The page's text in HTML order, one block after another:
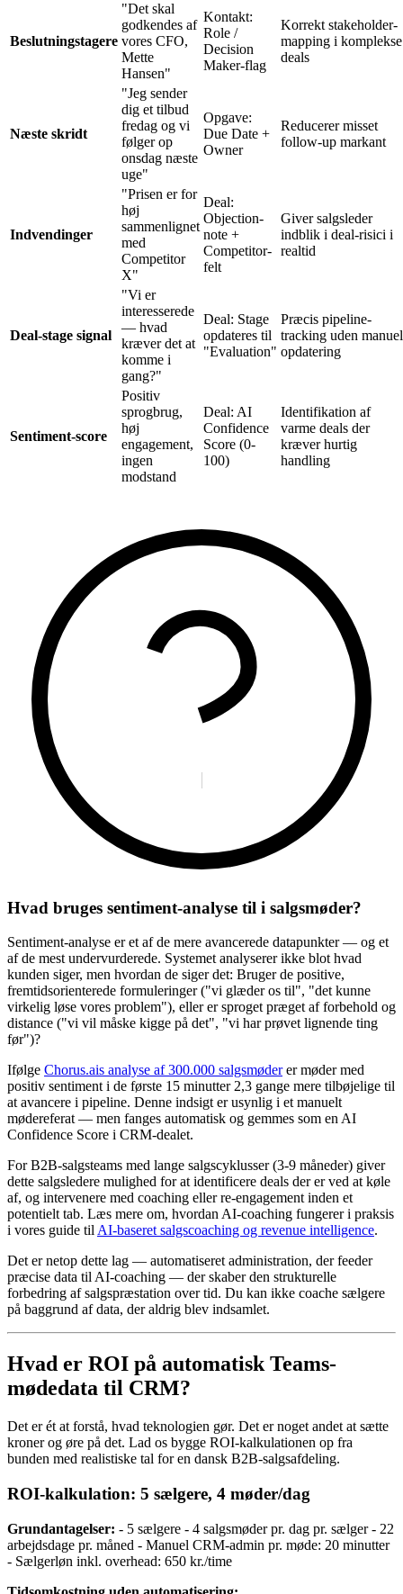
Beslutningstagere
"Det skal
godkendes af
vores CFO,
Mette
Hansen"
Kontakt:
Role /
Decision
Maker-flag
Korrekt stakeholder-
mapping i komplekse
deals
Næste skridt
"Jeg sender
dig et tilbud
fredag og vi
følger op
onsdag næste
uge"
Opgave:
Due Date +
Owner
Reducerer misset
follow-up markant
Indvendinger
"Prisen er for
høj
sammenlignet
med
Competitor
X"
Deal:
Objection-
note +
Competitor-
felt
Giver salgsleder
indblik i deal-risici i
realtid
Deal-stage signal
"Vi er
interesserede
— hvad
kræver det at
komme i
gang?"
Deal: Stage
opdateres til
"Evaluation"
Præcis pipeline-
tracking uden manuel
opdatering
Sentiment-score
Positiv
sprogbrug,
høj
engagement,
ingen
modstand
Deal: AI
Confidence
Score (0-
100)
Identifikation af
varme deals der
kræver hurtig
handling
Hvad bruges sentiment-analyse til i salgsmøder?
Sentiment-analyse er et af de mere avancerede datapunkter — og et
af de mest undervurderede. Systemet analyserer ikke blot hvad
kunden siger, men hvordan de siger det: Bruger de positive,
fremtidsorienterede formuleringer ("vi glæder os til", "det kunne
virkelig løse vores problem"), eller er sproget præget af forbehold og
distance ("vi vil måske kigge på det", "vi har prøvet lignende ting
før")?
Ifølge Chorus.ais analyse af 300.000 salgsmøderer møder med
positiv sentiment i de første 15 minutter 2,3 gange mere tilbøjelige til
at avancere i pipeline. Denne indsigt er usynlig i et manuelt
mødereferat — men fanges automatisk og gemmes som en AI
Confidence Score i CRM-dealet.
For B2B-salgsteams med lange salgscyklusser (3-9 måneder) giver
dette salgsledere mulighed for at identificere deals der er ved at køle
af, og intervenere med coaching eller re-engagement inden et
potentielt tab. Læs mere om, hvordan AI-coaching fungerer i praksis
i vores guide tilAI-baseret salgscoaching og revenue intelligence.
Det er netop dette lag — automatiseret administration, der feeder
præcise data til AI-coaching — der skaber den strukturelle
forbedring af salgspræstation over tid. Du kan ikke coache sælgere
på baggrund af data, der aldrig blev indsamlet.
Hvad er ROI på automatisk Teams-
mødedata til CRM?
Det er ét at forstå, hvad teknologien gør. Det er noget andet at sætte
kroner og øre på det. Lad os bygge ROI-kalkulationen op fra
bunden med realistiske tal for en dansk B2B-salgsafdeling.
ROI-kalkulation: 5 sælgere, 4 møder/dag
Grundantagelser: - 5 sælgere - 4 salgsmøder pr. dag pr. sælger - 22
arbejdsdage pr. måned - Manuel CRM-admin pr. møde: 20 minutter
- Sælgerløn inkl. overhead: 650 kr./time